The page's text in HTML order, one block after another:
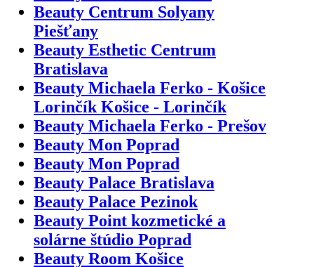
Beauty Centrum Solyany
Piešťany
Beauty Esthetic Centrum
Bratislava
Beauty Michaela Ferko - Košice
Lorinčík Košice - Lorinčík
Beauty Michaela Ferko - Prešov
Beauty Mon Poprad
Beauty Mon Poprad
Beauty Palace Bratislava
Beauty Palace Pezinok
Beauty Point kozmetické a
solárne štúdio Poprad
Beauty Room Košice